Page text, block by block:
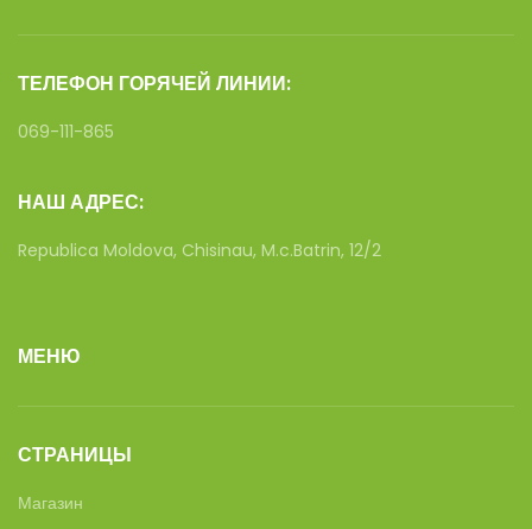
ТЕЛЕФОН ГОРЯЧЕЙ ЛИНИИ:
069-111-865
НАШ АДРЕС:
Republica Moldova, Chisinau, M.c.Batrin, 12/2
МЕНЮ
СТРАНИЦЫ
Магазин